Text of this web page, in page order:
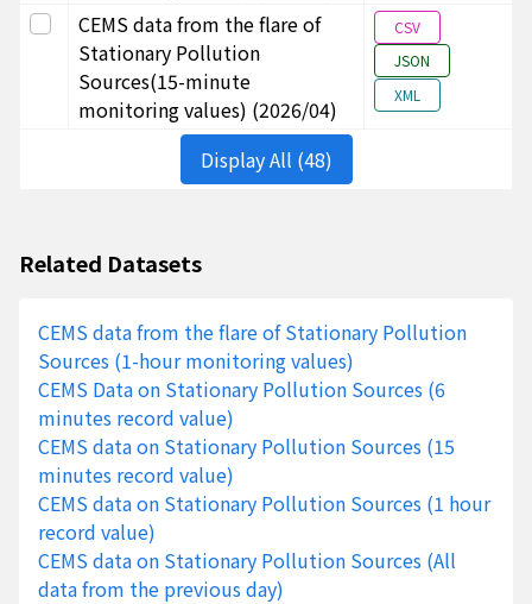
高雄市
E5600
056
台灣中油股份有限公司
煉製事業部大林煉油廠
桃園市
3507
高雄市
E5600
056
台灣中油股份有限公司
桃園市
H480
台灣中油股份有限公司
Select this row
CEMS data from the flare of
Stationary Pollution
Sources(15-minute
monitoring values) (2026/04)
CSV
JSON
XML
Display All (48)
Related Datasets
CEMS data from the flare of Stationary Pollution
Sources (1-hour monitoring values)
CEMS Data on Stationary Pollution Sources (6
minutes record value)
CEMS data on Stationary Pollution Sources (15
minutes record value)
CEMS data on Stationary Pollution Sources (1 hour
record value)
CEMS data on Stationary Pollution Sources (All
data from the previous day)